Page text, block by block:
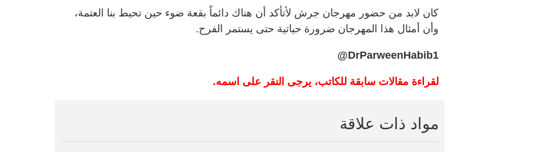
كان لابد من حضور مهرجان جرش لأتأكد أن هناك دائماً بقعة ضوء حين تحيط بنا العتمة،
وأن أمثال هذا المهرجان ضرورة حياتية حتى يستمر الفرح.
DrParweenHabib1@
لقراءة مقالات سابقة للكاتب، يرجى النقر على اسمه.
مواد ذات علاقة